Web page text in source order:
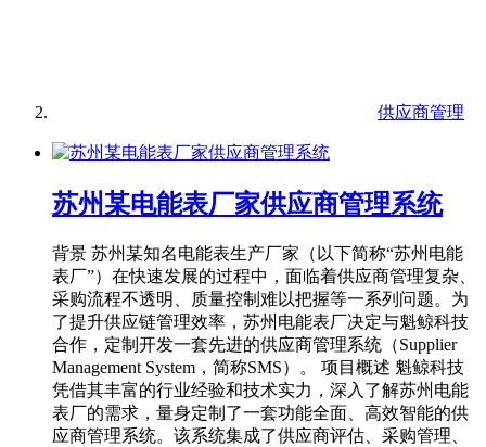
供应商管理
苏州某电能表厂家供应商管理系统
背景 苏州某知名电能表生产厂家（以下简称“苏州电能
表厂”）在快速发展的过程中，面临着供应商管理复杂、
采购流程不透明、质量控制难以把握等一系列问题。为
了提升供应链管理效率，苏州电能表厂决定与魁鲸科技
合作，定制开发一套先进的供应商管理系统（Supplier
Management System，简称SMS）。 项目概述 魁鲸科技
凭借其丰富的行业经验和技术实力，深入了解苏州电能
表厂的需求，量身定制了一套功能全面、高效智能的供
应商管理系统。该系统集成了供应商评估、采购管理、